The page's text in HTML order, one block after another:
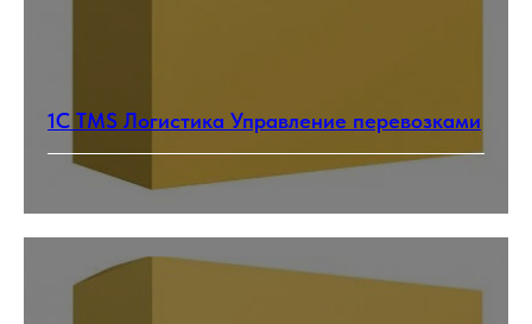
1С TMS Логистика Управление перевозками